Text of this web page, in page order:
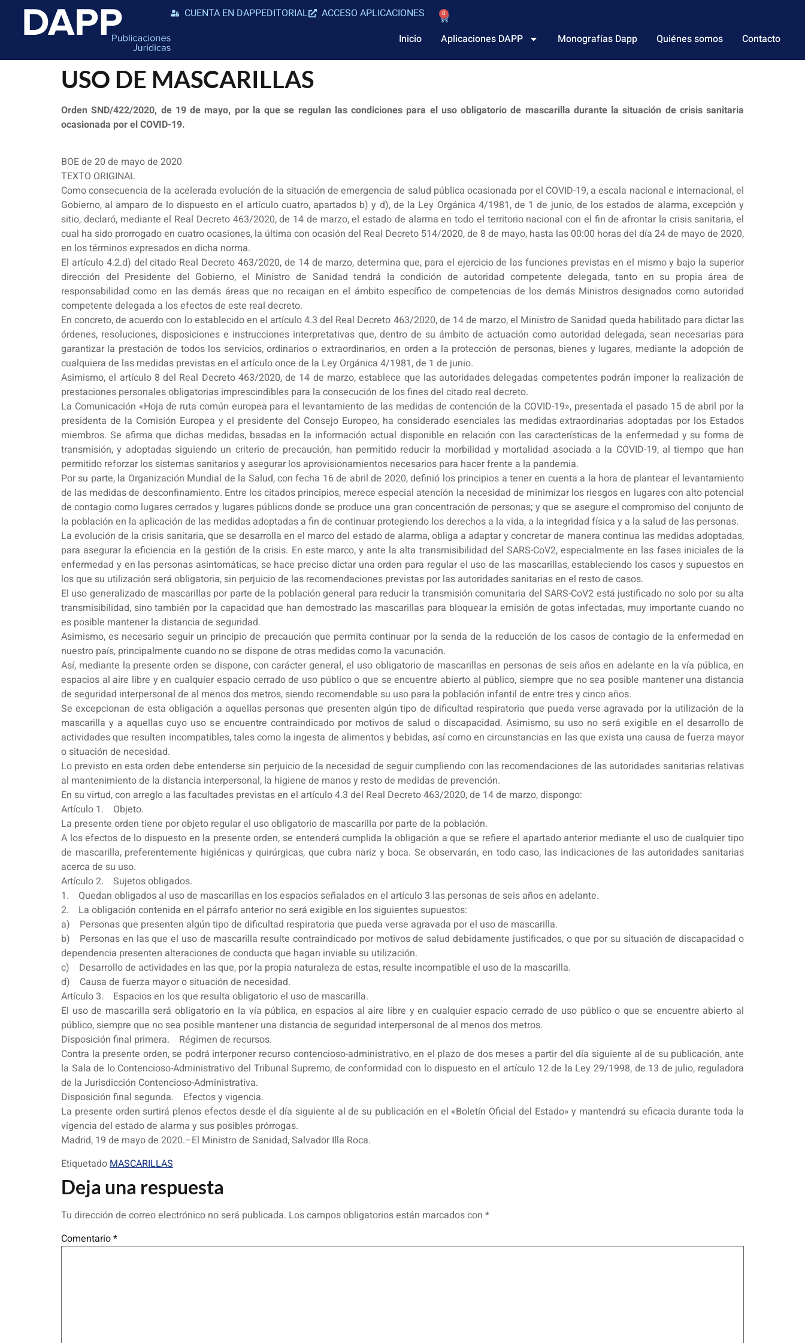
CUENTA EN DAPPEDITORIAL ACCESO APLICACIONES 0
Inicio Aplicaciones DAPP Monografías Dapp Quiénes somos Contacto
USO DE MASCARILLAS
Orden SND/422/2020, de 19 de mayo, por la que se regulan las condiciones para el uso obligatorio de mascarilla durante la situación de crisis sanitaria
ocasionada por el COVID-19.
BOE de 20 de mayo de 2020
TEXTO ORIGINAL
Como consecuencia de la acelerada evolución de la situación de emergencia de salud pública ocasionada por el COVID-19, a escala nacional e internacional, el
Gobierno, al amparo de lo dispuesto en el artículo cuatro, apartados b) y d), de la Ley Orgánica 4/1981, de 1 de junio, de los estados de alarma, excepción y
sitio, declaró, mediante el Real Decreto 463/2020, de 14 de marzo, el estado de alarma en todo el territorio nacional con el fin de afrontar la crisis sanitaria, el
cual ha sido prorrogado en cuatro ocasiones, la última con ocasión del Real Decreto 514/2020, de 8 de mayo, hasta las 00:00 horas del día 24 de mayo de 2020,
en los términos expresados en dicha norma.
El artículo 4.2.d) del citado Real Decreto 463/2020, de 14 de marzo, determina que, para el ejercicio de las funciones previstas en el mismo y bajo la superior
dirección del Presidente del Gobierno, el Ministro de Sanidad tendrá la condición de autoridad competente delegada, tanto en su propia área de
responsabilidad como en las demás áreas que no recaigan en el ámbito específico de competencias de los demás Ministros designados como autoridad
competente delegada a los efectos de este real decreto.
En concreto, de acuerdo con lo establecido en el artículo 4.3 del Real Decreto 463/2020, de 14 de marzo, el Ministro de Sanidad queda habilitado para dictar las
órdenes, resoluciones, disposiciones e instrucciones interpretativas que, dentro de su ámbito de actuación como autoridad delegada, sean necesarias para
garantizar la prestación de todos los servicios, ordinarios o extraordinarios, en orden a la protección de personas, bienes y lugares, mediante la adopción de
cualquiera de las medidas previstas en el artículo once de la Ley Orgánica 4/1981, de 1 de junio.
Asimismo, el artículo 8 del Real Decreto 463/2020, de 14 de marzo, establece que las autoridades delegadas competentes podrán imponer la realización de
prestaciones personales obligatorias imprescindibles para la consecución de los fines del citado real decreto.
La Comunicación «Hoja de ruta común europea para el levantamiento de las medidas de contención de la COVID-19», presentada el pasado 15 de abril por la
presidenta de la Comisión Europea y el presidente del Consejo Europeo, ha considerado esenciales las medidas extraordinarias adoptadas por los Estados
miembros. Se afirma que dichas medidas, basadas en la información actual disponible en relación con las características de la enfermedad y su forma de
transmisión, y adoptadas siguiendo un criterio de precaución, han permitido reducir la morbilidad y mortalidad asociada a la COVID-19, al tiempo que han
permitido reforzar los sistemas sanitarios y asegurar los aprovisionamientos necesarios para hacer frente a la pandemia.
Por su parte, la Organización Mundial de la Salud, con fecha 16 de abril de 2020, definió los principios a tener en cuenta a la hora de plantear el levantamiento
de las medidas de desconfinamiento. Entre los citados principios, merece especial atención la necesidad de minimizar los riesgos en lugares con alto potencial
de contagio como lugares cerrados y lugares públicos donde se produce una gran concentración de personas; y que se asegure el compromiso del conjunto de
la población en la aplicación de las medidas adoptadas a fin de continuar protegiendo los derechos a la vida, a la integridad física y a la salud de las personas.
La evolución de la crisis sanitaria, que se desarrolla en el marco del estado de alarma, obliga a adaptar y concretar de manera continua las medidas adoptadas,
para asegurar la eficiencia en la gestión de la crisis. En este marco, y ante la alta transmisibilidad del SARS-CoV2, especialmente en las fases iniciales de la
enfermedad y en las personas asintomáticas, se hace preciso dictar una orden para regular el uso de las mascarillas, estableciendo los casos y supuestos en
los que su utilización será obligatoria, sin perjuicio de las recomendaciones previstas por las autoridades sanitarias en el resto de casos.
El uso generalizado de mascarillas por parte de la población general para reducir la transmisión comunitaria del SARS-CoV2 está justificado no solo por su alta
transmisibilidad, sino también por la capacidad que han demostrado las mascarillas para bloquear la emisión de gotas infectadas, muy importante cuando no
es posible mantener la distancia de seguridad.
Asimismo, es necesario seguir un principio de precaución que permita continuar por la senda de la reducción de los casos de contagio de la enfermedad en
nuestro país, principalmente cuando no se dispone de otras medidas como la vacunación.
Así, mediante la presente orden se dispone, con carácter general, el uso obligatorio de mascarillas en personas de seis años en adelante en la vía pública, en
espacios al aire libre y en cualquier espacio cerrado de uso público o que se encuentre abierto al público, siempre que no sea posible mantener una distancia
de seguridad interpersonal de al menos dos metros, siendo recomendable su uso para la población infantil de entre tres y cinco años.
Se excepcionan de esta obligación a aquellas personas que presenten algún tipo de dificultad respiratoria que pueda verse agravada por la utilización de la
mascarilla y a aquellas cuyo uso se encuentre contraindicado por motivos de salud o discapacidad. Asimismo, su uso no será exigible en el desarrollo de
actividades que resulten incompatibles, tales como la ingesta de alimentos y bebidas, así como en circunstancias en las que exista una causa de fuerza mayor
o situación de necesidad.
Lo previsto en esta orden debe entenderse sin perjuicio de la necesidad de seguir cumpliendo con las recomendaciones de las autoridades sanitarias relativas
al mantenimiento de la distancia interpersonal, la higiene de manos y resto de medidas de prevención.
En su virtud, con arreglo a las facultades previstas en el artículo 4.3 del Real Decreto 463/2020, de 14 de marzo, dispongo:
Artículo 1. Objeto.
La presente orden tiene por objeto regular el uso obligatorio de mascarilla por parte de la población.
A los efectos de lo dispuesto en la presente orden, se entenderá cumplida la obligación a que se refiere el apartado anterior mediante el uso de cualquier tipo
de mascarilla, preferentemente higiénicas y quirúrgicas, que cubra nariz y boca. Se observarán, en todo caso, las indicaciones de las autoridades sanitarias
acerca de su uso.
Artículo 2. Sujetos obligados.
1. Quedan obligados al uso de mascarillas en los espacios señalados en el artículo 3 las personas de seis años en adelante.
2. La obligación contenida en el párrafo anterior no será exigible en los siguientes supuestos:
a) Personas que presenten algún tipo de dificultad respiratoria que pueda verse agravada por el uso de mascarilla.
b) Personas en las que el uso de mascarilla resulte contraindicado por motivos de salud debidamente justificados, o que por su situación de discapacidad o
dependencia presenten alteraciones de conducta que hagan inviable su utilización.
c) Desarrollo de actividades en las que, por la propia naturaleza de estas, resulte incompatible el uso de la mascarilla.
d) Causa de fuerza mayor o situación de necesidad.
Artículo 3. Espacios en los que resulta obligatorio el uso de mascarilla.
El uso de mascarilla será obligatorio en la vía pública, en espacios al aire libre y en cualquier espacio cerrado de uso público o que se encuentre abierto al
público, siempre que no sea posible mantener una distancia de seguridad interpersonal de al menos dos metros.
Disposición final primera. Régimen de recursos.
Contra la presente orden, se podrá interponer recurso contencioso-administrativo, en el plazo de dos meses a partir del día siguiente al de su publicación, ante
la Sala de lo Contencioso-Administrativo del Tribunal Supremo, de conformidad con lo dispuesto en el artículo 12 de la Ley 29/1998, de 13 de julio, reguladora
de la Jurisdicción Contencioso-Administrativa.
Disposición final segunda. Efectos y vigencia.
La presente orden surtirá plenos efectos desde el día siguiente al de su publicación en el «Boletín Oficial del Estado» y mantendrá su eficacia durante toda la
vigencia del estado de alarma y sus posibles prórrogas.
Madrid, 19 de mayo de 2020.–El Ministro de Sanidad, Salvador Illa Roca.
Etiquetado MASCARILLAS
Deja una respuesta
Tu dirección de correo electrónico no será publicada. Los campos obligatorios están marcados con *
Comentario*